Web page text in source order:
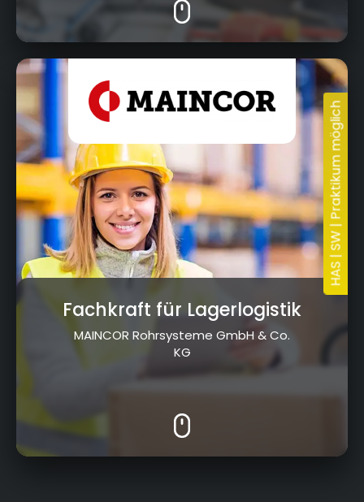
11.05.2026
Fachkraft für Lagerlogistik
MAINCOR Rohrsysteme GmbH & Co.
KG